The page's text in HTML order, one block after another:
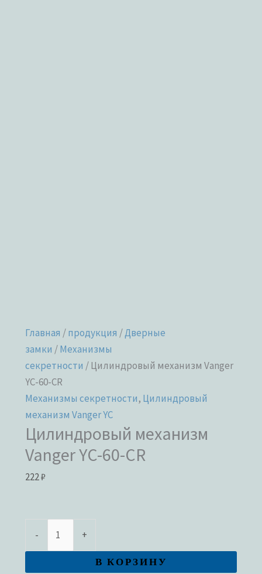
Главная /продукция /Дверные
замки /Механизмы
секретности / Цилиндровый механизм Vanger
YC-60-CR
Механизмы секретности, Цилиндровый
механизм Vanger YC
Цилиндровый механизм
Vanger YC-60-CR
222₽
- +
В КОРЗИНУ